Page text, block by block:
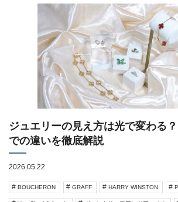
ジュエリーの見え方は光で変わる
での違いを徹底解説
2026.05.22
BOUCHERON GRAFF HARRY WINSTON